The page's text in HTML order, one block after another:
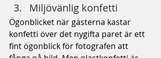
Miljövänlig konfetti
Ögonblicket när gästerna kastar
konfetti över det nygifta paret är ett
fint ögonblick för fotografen att